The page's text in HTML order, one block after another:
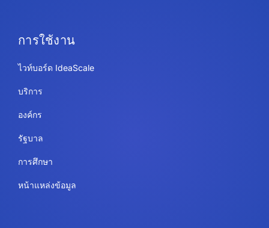
การใช้งาน
ไวท์บอร์ด IdeaScale
บริการ
องค์กร
รัฐบาล
การศึกษา
หน้าแหล่งข้อมูล